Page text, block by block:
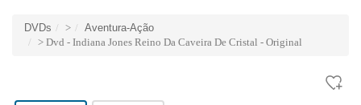
DVDs >
Aventura-Ação
> Dvd - Indiana Jones Reino Da Caveira De Cristal - Original